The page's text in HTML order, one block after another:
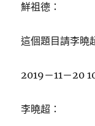
鮮祖德：
這個題目請李曉
2019－11－20
李曉超：